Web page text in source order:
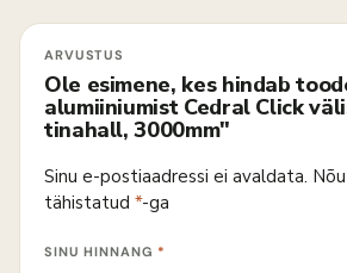
Ole esimene, kes hindab
alumiiniumist Cedral Click
tinahall, 3000mm"
Sinu e-postiaadressi ei avaldata.
tähistatud *-ga
SINU HINNANG *